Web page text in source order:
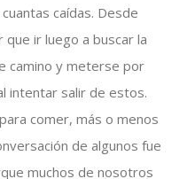
caídas. Desde
ir luego a buscar la
camino y meterse por
intentar salir de estos.
comer, más o menos
de algunos fue
muchos de nosotros